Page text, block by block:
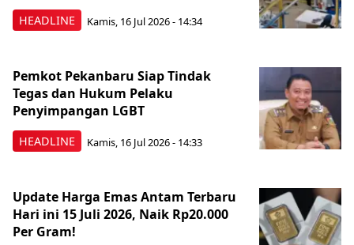
HEADLINE Kamis, 16 Jul 2026 - 14:34
HEADLINE
Pemkot Pekanbaru Siap Tindak
Tegas dan Hukum Pelaku
Penyimpangan LGBT
Kamis, 16 Jul 2026 - 14:33
Update Harga Emas Antam Terbaru
Hari ini 15 Juli 2026, Naik Rp20.000
Per Gram!